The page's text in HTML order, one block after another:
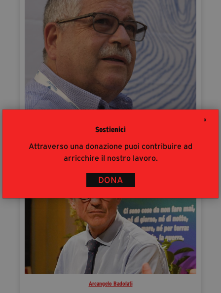
X
Sostienici
Attraverso una donazione puoi contribuire ad
arricchire il nostro lavoro.
DONA
Arcangelo Badolati